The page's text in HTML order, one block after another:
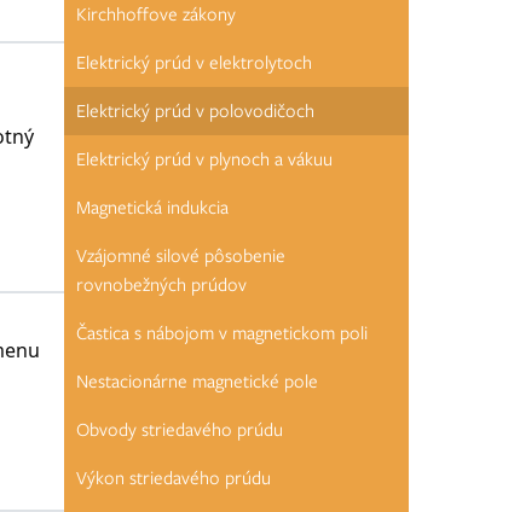
Kirchhoffove zákony
Elektrický prúd v elektrolytoch
Elektrický prúd v polovodičoch
Elektrický prúd v plynoch a vákuu
Magnetická indukcia
Vzájomné silové pôsobenie
rovnobežných prúdov
Častica s nábojom v magnetickom poli
Nestacionárne magnetické pole
Obvody striedavého prúdu
Výkon striedavého prúdu